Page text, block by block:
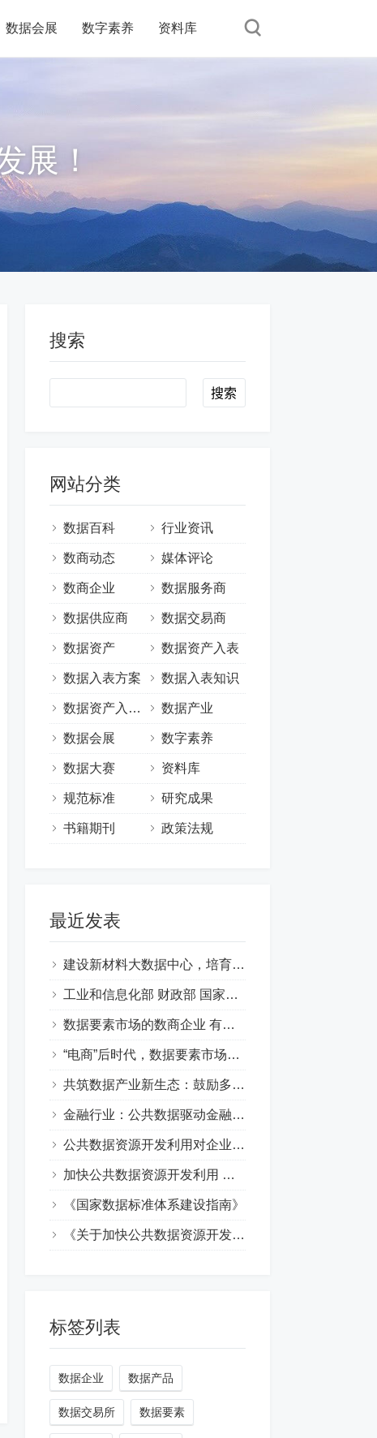
数据会展 数字素养 资料库
展！
搜索
Search
网站分类
数据百科 行业资讯
数商动态 媒体评论
数商企业 数据服务商
数据供应商 数据交易商
数据资产 数据资产入表
数据入表方案 数据入表知识
数据资产入表案例 数据产业
数据会展 数字素养
数据大赛 资料库
规范标准 研究成果
书籍期刊 政策法规
最近发表
建设新材料大数据中心，培育新质生产力
工业和信息化部 财政部 国家数据局 关于印发《新材料大数据中心总体建设方案》的通知
数据要素市场的数商企业 有哪些类型的经营主体
“电商”后时代，数据要素市场蓬勃发展，“数商”才是未来引领经济发展
共筑数据产业新生态：鼓励多主体再开发公共数据产品与服务
金融行业：公共数据驱动金融创新与发展
公共数据资源开发利用对企业有哪些风险
加快公共数据资源开发利用 企业有哪些商业机会
《国家数据标准体系建设指南》
《关于加快公共数据资源开发利用的意见》
标签列表
数据企业 数据产品
数据交易所 数据要素